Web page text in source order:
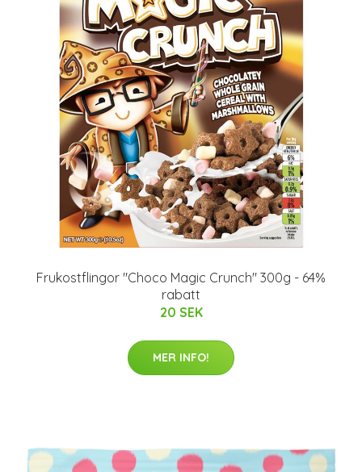
Frukostflingor "Choco Magic Crunch" 300g - 64%
rabatt
20 SEK
MER INFO!